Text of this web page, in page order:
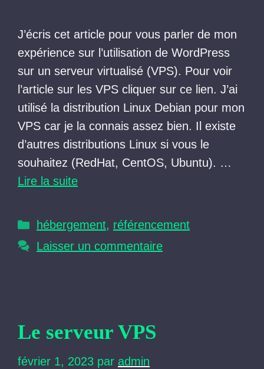
J’écris cet article pour vous parler de mon
expérience sur l’utilisation de WordPress
sur un serveur virtualisé (VPS). Pour voir
l’article sur les VPS cliquer sur ce lien. J’ai
utilisé la distribution Linux Debian pour mon
VPS car je la connais assez bien. Il existe
d’autres distributions Linux si vous le
souhaitez (RedHat, CentOS, Ubuntu). …
Lire la suite
Catégories
hébergement, référencement
Laisser un commentaire
Le serveur VPS
février 1, 2023 par admin